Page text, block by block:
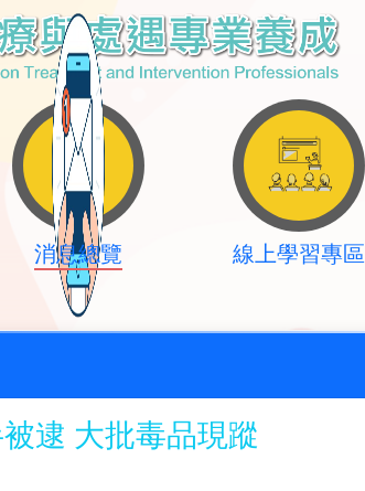
消息總覽 線上學習專區
逮 大批毒品現蹤